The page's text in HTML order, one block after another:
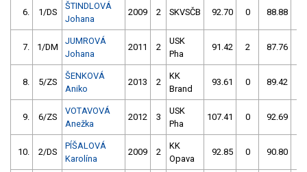
6. 1/DS
ŠTINDLOVÁ
Johana
2009 2 SKVSČB 92.70 0 88.88
7. 1/DM
JUMROVÁ
Johana
2011 2
USK
Pha
91.42 2 87.76
8. 5/ZS
ŠENKOVÁ
Aniko
2013 2
KK
Brand
93.61 0 89.42
9. 6/ZS
VOTAVOVÁ
Anežka
2012 3
USK
Pha
107.41 0 92.69
10. 2/DS
PÍŠALOVÁ
Karolína
2009 2
KK
Opava
92.85 0 90.80